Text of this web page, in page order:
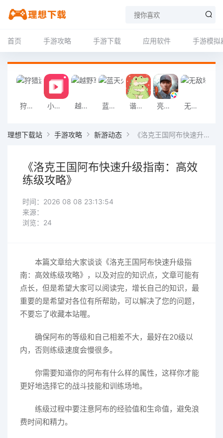
首页 手游攻略 手游下载 应用软件 手游模拟
狩猎迷城恐龙大战游戏 小影记app 越野军事卡车司机游戏 蓝天火龙传奇安卓版 谐音梗游戏 亮剑2026官方版 无敌塔防王游戏
理想下载站 手游攻略 新游动态 《洛克王国阿布快速升级指南：高效练级攻略》
《洛克王国阿布快速升级指南：高效
练级攻略》
时间：2026 08 08 23:13:54
来源：
浏览：24
本篇文章给大家谈谈《洛克王国阿布快速升级指
南：高效练级攻略》，以及对应的知识点，文章可能有
点长，但是希望大家可以阅读完，增长自己的知识，最
重要的是希望对各位有所帮助，可以解决了您的问题，
不要忘了收藏本站喔。
确保阿布的等级和自己相差不大，最好在20级以
内，否则练级速度会慢很多。
你需要知道你的阿布有什么样的属性，这样你才能
更好地选择它的战斗技能和训练场地。
练级过程中要注意阿布的经验值和生命值，避免浪
费时间和精力。